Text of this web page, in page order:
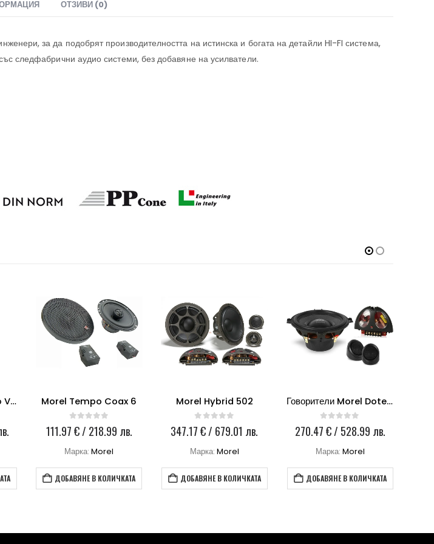
ОТЗИВИ (0)
за да подобрят производителността на истинска и богата на детайли HI-FI система,
следфабрични аудио системи, без добавяне на усилватели.
Говорители DD Audio VO-MN6.5 Morel Tempo Coax 6
0 out of 5
111.97€/ 218.99 лв.
Марка:Morel
ДОБАВЯНЕ В КОЛИЧКАТА
Morel Hybrid 502
0 out of 5
347.17€/ 679.01 лв.
Марка: Morel
ДОБАВЯНЕ В КОЛИЧКАТА
Говорители Morel Dotech Ovation 5
0 out of 5
270.47€/ 528.99 лв.
Марка: Morel
ДОБАВЯНЕ В КОЛИЧКАТА